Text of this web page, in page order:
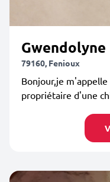
Gwendolyne
79160, Fenioux
Bonjour,je
propriétaire d'une